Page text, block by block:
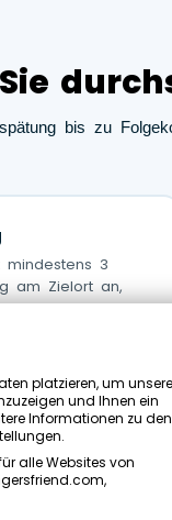
bis zu
mindestens 3
am Zielort an,
Verordnung EG
davon, ob
der Airline
nicht.
→
platzieren, um unsere
und Ihnen ein
Informationen zu den
alle Websites von